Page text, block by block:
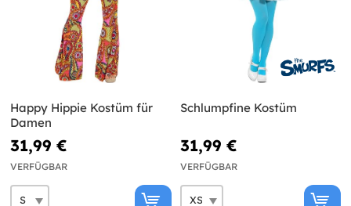
Happy Hippie Kostüm für
Damen
31,99 €
VERFÜGBAR
Schlumpfine Kostüm
31,99 €
VERFÜGBAR